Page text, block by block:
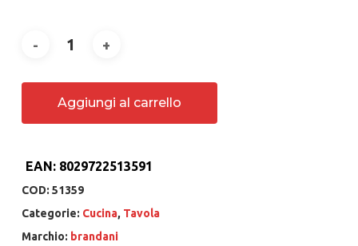
Aggiungi al carrello
EAN: 8029722513591
COD: 51359
Categorie: Cucina, Tavola
Marchio: brandani